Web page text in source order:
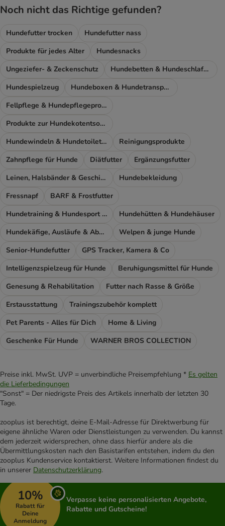
Noch nicht das Richtige gefunden?
Hundefutter trocken
Hundefutter nass
Produkte für jedes Alter
Hundesnacks
Ungeziefer- & Zeckenschutz
Hundebetten & Hundeschlafplatz
Hundespielzeug
Hundeboxen & Hundetransport
Fellpflege & Hundepflegeprodukte
Produkte zur Hundekotentsorgung
Hundewindeln & Hundetoiletten
Reinigungsprodukte
Zahnpflege für Hunde
Diätfutter
Ergänzungsfutter
Leinen, Halsbänder & Geschirre
Hundebekleidung
Fressnapf
BARF & Frostfutter
Hundetraining & Hundesport Zubehör
Hundehütten & Hundehäuser
Hundekäfige, Ausläufe & Absperrgitter
Welpen & junge Hunde
Senior-Hundefutter
GPS Tracker, Kamera & Co
Intelligenzspielzeug für Hunde
Beruhigungsmittel für Hunde
Genesung & Rehabilitation
Futter nach Rasse & Größe
Erstausstattung
Trainingszubehör komplett
Pet Parents - Alles für Dich
Home & Living
Geschenke Für Hunde
WARNER BROS COLLECTION
Preise inkl. MwSt. UVP = unverbindliche Preisempfehlung * Es gelten
die Lieferbedingungen
"Sonst" = Der niedrigste Preis des Artikels innerhalb der letzten 30
Tage.
zooplus ist berechtigt, deine E-Mail-Adresse für Direktwerbung für
eigene ähnliche Waren oder Dienstleistungen zu verwenden. Du kannst
dem jederzeit widersprechen, ohne dass hierfür andere als die
Übermittlungskosten nach den Basistarifen entstehen, indem du den
zooplus Kundenservice kontaktierst. Weitere Informationen findest du
in unserer Datenschutzerklärung.
10%
Rabatt für
Deine
Anmeldung
Verpasse keine personalisierten Angebote,
Rabatte und Gutscheine!